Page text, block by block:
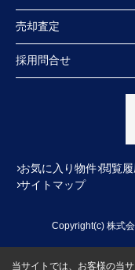
売却査定
採用問合せ
お気に入り物件 閲覧
サイトマップ
Copyright(c) 株式
当サイトでは、お客様の当